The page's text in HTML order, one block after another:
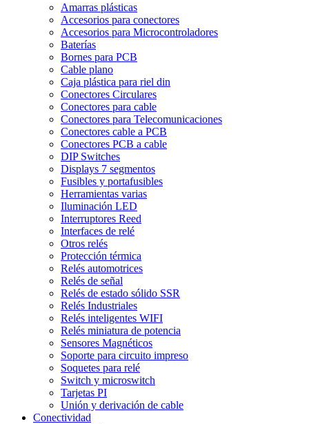
Amarras plásticas
Accesorios para conectores
Accesorios para Microcontroladores
Baterías
Bornes para PCB
Cable plano
Caja plástica para riel din
Conectores Circulares
Conectores para cable
Conectores para Telecomunicaciones
Conectores cable a PCB
Conectores PCB a cable
DIP Switches
Displays 7 segmentos
Fusibles y portafusibles
Herramientas varias
Iluminación LED
Interruptores Reed
Interfaces de relé
Otros relés
Protección térmica
Relés automotrices
Relés de señal
Relés de estado sólido SSR
Relés Industriales
Relés inteligentes WIFI
Relés miniatura de potencia
Sensores Magnéticos
Soporte para circuito impreso
Soquetes para relé
Switch y microswitch
Tarjetas PI
Unión y derivación de cable
Conectividad